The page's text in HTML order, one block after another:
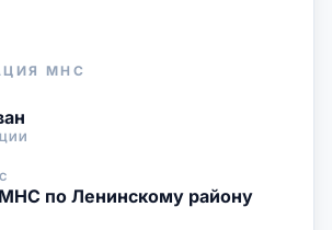
МНС
по Ленинскому району